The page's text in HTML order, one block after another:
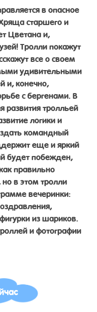
в опасное
старшего и
Цветана и,
Тролли покажут
все о своем
удивительными
и, конечно,
с бергенами. В
тролльей
логики и
командный
еще и яркий
будет побежден,
правильно
в этом тролли
вечеринки:
из шариков.
и фотографии